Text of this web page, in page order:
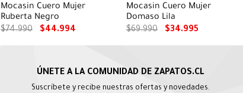
Mocasin Cuero Mujer
Ruberta Negro
$74.990 $44.994
Mocasin Cuero Mujer
Domaso Lila
$69.990 $34.995
Suscríbete y recibe nuestras ofertas y novedades.